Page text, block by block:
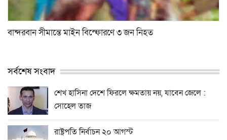
বান্দরবান সীমান্তে মাইন বিস্ফোরণে ৩ জন নিহত
সর্বশেষ সংবাদ
শেখ হাসিনা দেশে ফিরলে ক্ষমতায় নয়, যাবেন জেলে :
সোহেল তাজ
রাষ্ট্রপতি নির্বাচন ২০ আগস্ট